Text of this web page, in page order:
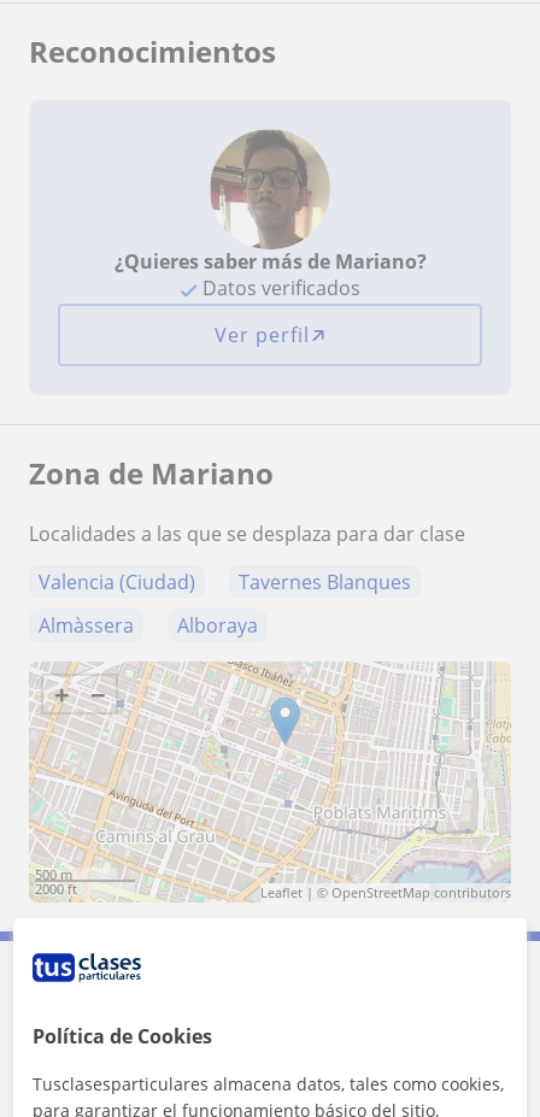
Reconocimientos
¿Quieres saber más de Mariano?
Datos verificados
Ver perfil
Zona de Mariano
Localidades a las que se desplaza para dar clase
Valencia (Ciudad)
Tavernes Blanques
Almàssera
Alboraya
+ −
500 m
2000 ft
Leaflet | © OpenStreetMap contributors
Tarifa €/h
Política de Cookies
Tusclasesparticulares almacena datos, tales como cookies,
para garantizar el funcionamiento básico del sitio,